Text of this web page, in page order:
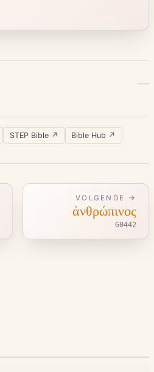
……
STEP Bible↗ Bible Hub ↗
VOLGENDE →
ἀνθρώπινος
G0442